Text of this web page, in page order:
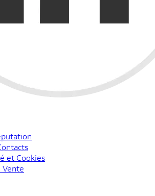
et Cookies
Vente